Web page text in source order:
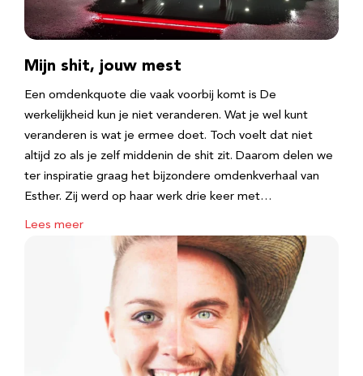
Mijn shit, jouw mest
Een omdenkquote die vaak voorbij komt is De
werkelijkheid kun je niet veranderen. Wat je wel kunt
veranderen is wat je ermee doet. Toch voelt dat niet
altijd zo als je zelf middenin de shit zit. Daarom delen we
ter inspiratie graag het bijzondere omdenkverhaal van
Esther. Zij werd op haar werk drie keer met…
Lees meer